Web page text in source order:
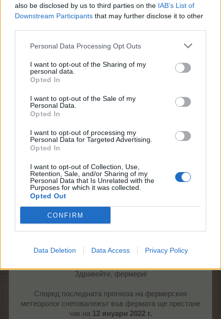
also be disclosed by us to third parties on the IAB’s List of
Downstream Participants that may further disclose it to other
Personal Data Processing Opt Outs
I want to opt-out of the Sharing of my
personal data.
Opted In
I want to opt-out of the Sale of my
Personal Data.
Opted In
I want to opt-out of processing my
Personal Data for Targeted Advertising.
Opted In
I want to opt-out of Collection, Use,
Retention, Sale, and/or Sharing of my
Personal Data that Is Unrelated with the
Purposes for which it was collected.
Opted Out
CONFIRM
Data Deletion Data Access Privacy Policy
Според предсказанието на фермерския метеоролог
около15:00 ч.утре,15 декември 2021 г. ,
се очаква обилен снеговалеж във фермата, който ще
Екипът на Фармерама​
14.12.21
milena7004иtanyamery
Team Farmerama BG
Здравейте, фермери!
Според последната прогноза на фермерския
метеоролог снеговалежът във фермата ще престане
чак на 12 януари 2022 г.